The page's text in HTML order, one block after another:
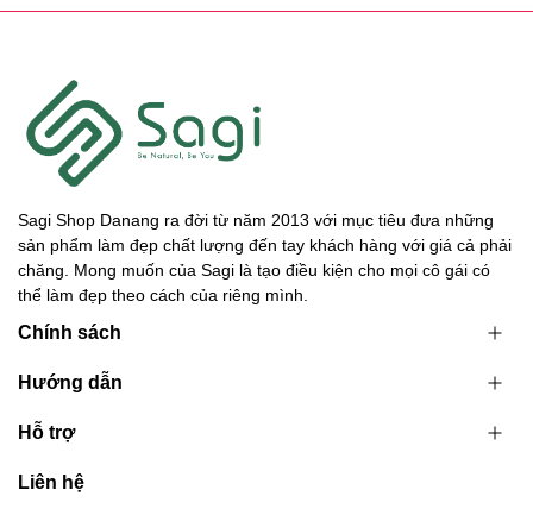
Sagi Shop Danang ra đời từ năm 2013 với mục tiêu đưa những
sản phẩm làm đẹp chất lượng đến tay khách hàng với giá cả phải
chăng. Mong muốn của Sagi là tạo điều kiện cho mọi cô gái có
thể làm đẹp theo cách của riêng mình.
Chính sách
Hướng dẫn
Hỗ trợ
Liên hệ